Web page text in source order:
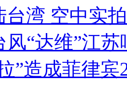
治霸凌主义
片面不公正
台湾 空中实
风“达维”江
”造成菲律